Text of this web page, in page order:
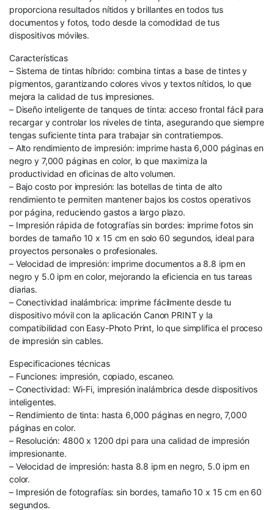
proporciona resultados nítidos y brillantes en todos tus
documentos y fotos, todo desde la comodidad de tus
dispositivos móviles.
Características
– Sistema de tintas híbrido: combina tintas a base de tintes y
pigmentos, garantizando colores vivos y textos nítidos, lo que
mejora la calidad de tus impresiones.
– Diseño inteligente de tanques de tinta: acceso frontal fácil para
recargar y controlar los niveles de tinta, asegurando que siempre
tengas suficiente tinta para trabajar sin contratiempos.
– Alto rendimiento de impresión: imprime hasta 6,000 páginas en
negro y 7,000 páginas en color, lo que maximiza la
productividad en oficinas de alto volumen.
– Bajo costo por impresión: las botellas de tinta de alto
rendimiento te permiten mantener bajos los costos operativos
por página, reduciendo gastos a largo plazo.
– Impresión rápida de fotografías sin bordes: imprime fotos sin
bordes de tamaño 10 x 15 cm en solo 60 segundos, ideal para
proyectos personales o profesionales.
– Velocidad de impresión: imprime documentos a 8.8 ipm en
negro y 5.0 ipm en color, mejorando la eficiencia en tus tareas
diarias.
– Conectividad inalámbrica: imprime fácilmente desde tu
dispositivo móvil con la aplicación Canon PRINT y la
compatibilidad con Easy-Photo Print, lo que simplifica el proceso
de impresión sin cables.
Especificaciones técnicas
– Funciones: impresión, copiado, escaneo.
– Conectividad: Wi-Fi, impresión inalámbrica desde dispositivos
inteligentes.
– Rendimiento de tinta: hasta 6,000 páginas en negro, 7,000
páginas en color.
– Resolución: 4800 x 1200 dpi para una calidad de impresión
impresionante.
– Velocidad de impresión: hasta 8.8 ipm en negro, 5.0 ipm en
color.
– Impresión de fotografías: sin bordes, tamaño 10 x 15 cm en 60
segundos.